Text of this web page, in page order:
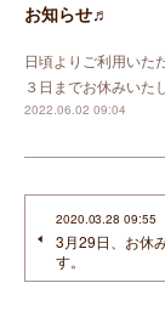
お知らせ♬
日頃よりご利用いた
３日までお休みい
2022.06.02 09:04
2020.03.28 09:55
3月29日、お休
す。